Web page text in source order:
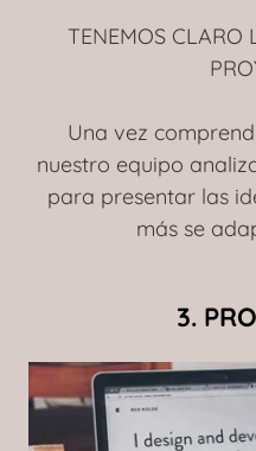
TENEMOS CLARO
Una vez
nuestro equipo
para presentar las
más se
3.